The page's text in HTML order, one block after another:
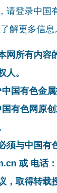
请登录中国
了解更多信息
网所有内容
人。
国有色金
有色网原
须与中国有
或 电话：
，取得转载